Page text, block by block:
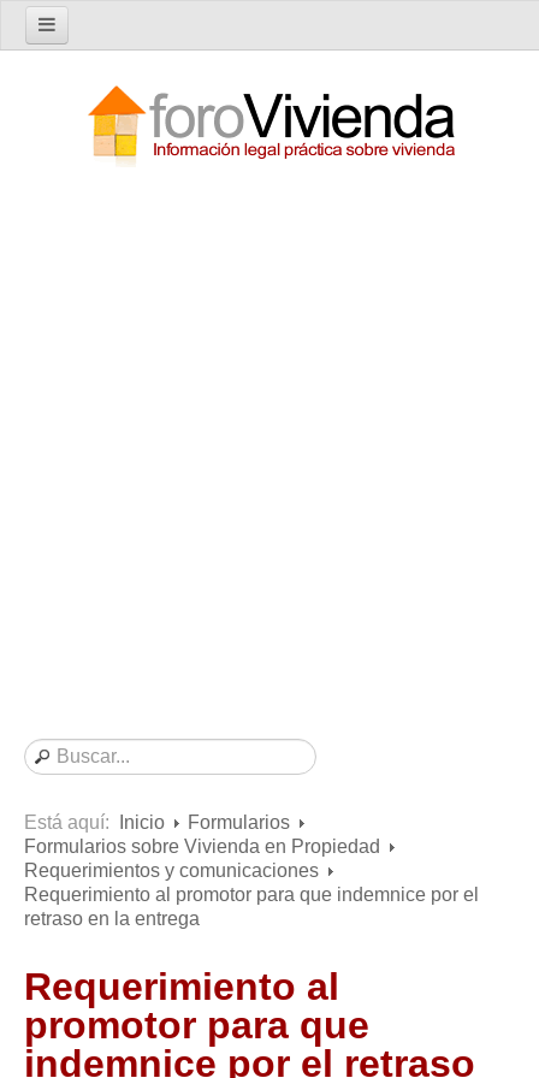
Nuevo tema
Contratos de Arrendamiento
De uso distinto al de vivienda
Otros contratos de Arrendamiento
Requerimientos y comunicaciones
Para contratos posteriores al 6 de junio de 2013
Para contratos anteriores al 6 de junio de 2013
Para contratos de Renta Antigua
Formularios sobre Vivienda en Propiedad
Está aquí: Inicio
Formularios
Formularios sobre Vivienda en Propiedad
Requerimientos y comunicaciones
Requerimiento al promotor para que indemnice por el
retraso en la entrega
Requerimiento al
promotor para que
indemnice por el retraso